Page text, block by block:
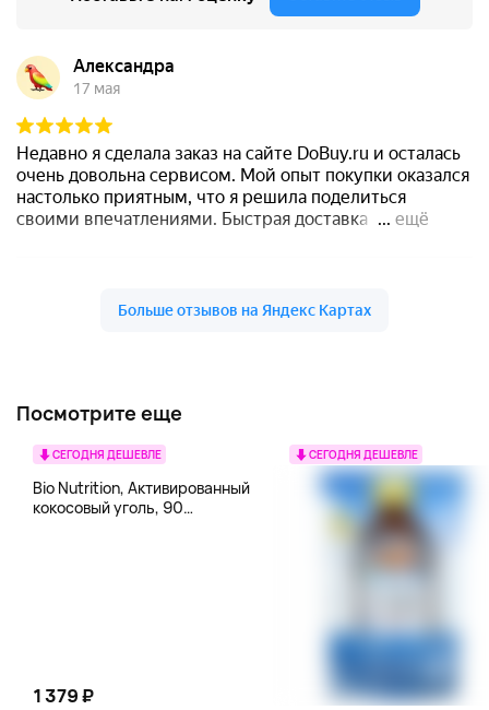
Посмотрите еще
СЕГОДНЯ ДЕШЕВЛЕ
Bio Nutrition, Активированный
кокосовый уголь, 90
1 379 ₽
СЕГОДНЯ ДЕШЕВЛЕ